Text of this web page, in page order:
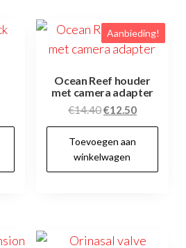
Aanbieding!
Ocean Reef houder
met camera adapter
€14.40Oorspronkelijke
prijs
was:
€14.40.
€12.50Huidige
prijs
Toevoegen aan
winkelwagen